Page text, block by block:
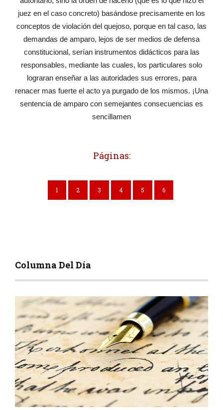
juez en el caso concreto) basándose precisamente en los
conceptos de violación del quejoso, porque en tal caso, las
demandas de amparo, lejos de ser medios de defensa
constitucional, serían instrumentos didácticos para las
responsables, mediante las cuales, los particulares solo
lograran enseñar a las autoridades sus errores, para
renacer mas fuerte el acto ya purgado de los mismos. ¡Una
sentencia de amparo con semejantes consecuencias es
sencillamen
Páginas:
1 2 3 4 5 6
Columna Del Día